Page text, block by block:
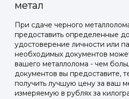
метал
При сдаче черного
предоставить определенные
удостоверение личности или
необходимых документов
вашего металлолома - чем
документов вы предоставите,
получить лучшую цену за ваш
измеряемую в рублях за